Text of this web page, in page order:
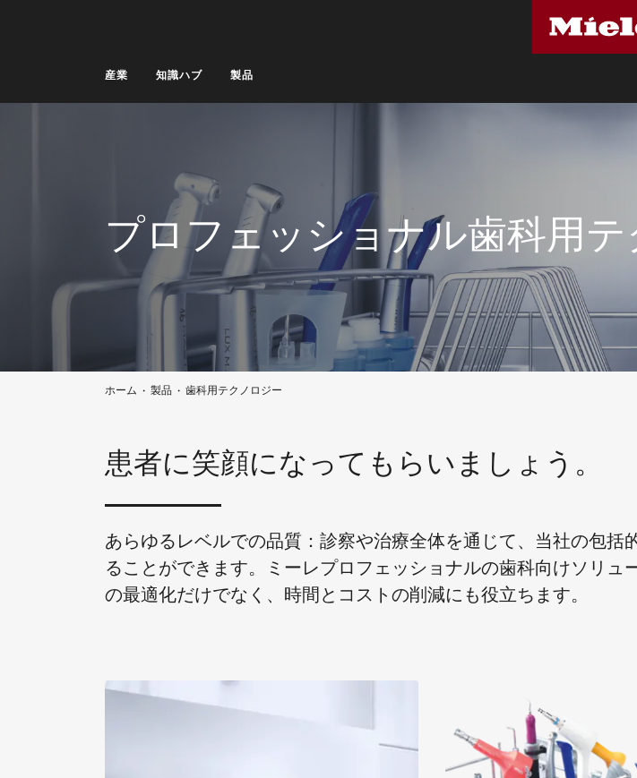
産業 知識ハブ 製品
産業
サービス & サポート
家庭用
プロフェッショナル歯科用
ホーム 製品 歯科用テクノロジー
患者に笑顔になってもらいましょう。
あらゆるレベルでの品質：診察や治療全体を通じて、当社の包括
ることができます。ミーレプロフェッショナルの歯科向けソリュ
の最適化だけでなく、時間とコストの削減にも役立ちます。